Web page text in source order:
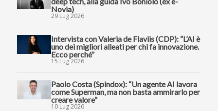
Novia)
29 Lug 2026
Intervista con Valeria de Flaviis (CDP): “L’AI è
uno dei migliori alleati per chi fa innovazione.
Ecco perché”
15 Lug 2026
Paolo Costa (Spindox): “Un agente AI lavora
come Superman, ma non basta ammirarlo per
creare valore”
10 Lug 2026